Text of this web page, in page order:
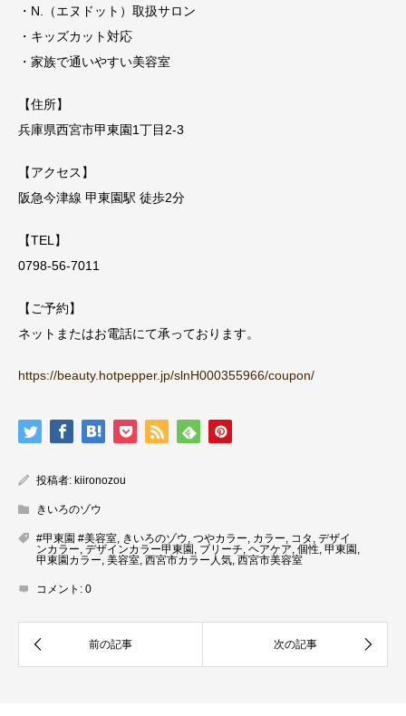
・N.（エヌドット）取扱サロン
・キッズカット対応
・家族で通いやすい美容室
【住所】
兵庫県西宮市甲東園1丁目2-3
【アクセス】
阪急今津線 甲東園駅 徒歩2分
【TEL】
0798-56-7011
【ご予約】
ネットまたはお電話にて承っております。
https://beauty.hotpepper.jp/slnH000355966/coupon/
投稿者: kiironozou
きいろのゾウ
#甲東園 #美容室, きいろのゾウ, つやカラー, カラー, コタ , デザイ
ンカラー, デザインカラー甲東園 , ブリーチ, ヘアケア, 個性, 甲東園 ,
甲東園カラー, 美容室, 西宮市カラー人気, 西宮市美容室
コメント: 0